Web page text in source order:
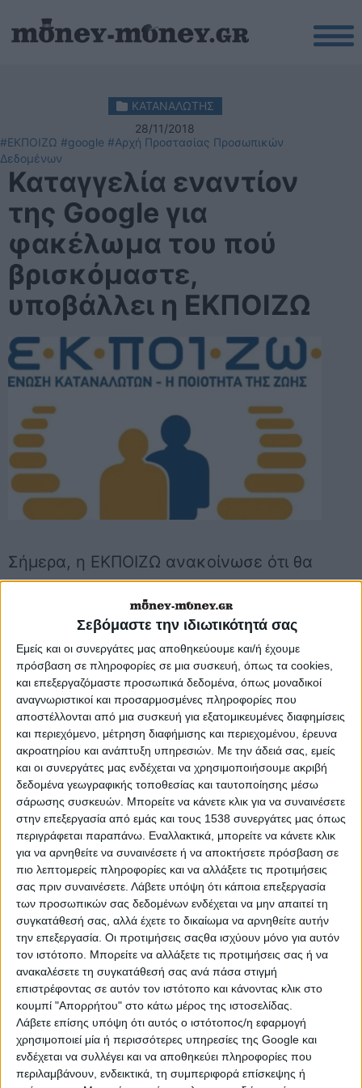
Σεβόμαστε την ιδιωτικότητά σας
Εμείς και οι συνεργάτες μας αποθηκεύουμε και/ή έχουμε
πρόσβαση σε πληροφορίες σε μια συσκευή, όπως τα cookies,
και επεξεργαζόμαστε προσωπικά δεδομένα, όπως μοναδικοί
αναγνωριστικοί και προσαρμοσμένες πληροφορίες που
αποστέλλονται από μια συσκευή για εξατομικευμένες διαφημίσεις
και περιεχόμενο, μέτρηση διαφήμισης και περιεχομένου, έρευνα
ακροατηρίου και ανάπτυξη υπηρεσιών. Με την άδειά σας, εμείς
και οι συνεργάτες μας ενδέχεται να χρησιμοποιήσουμε ακριβή
δεδομένα γεωγραφικής τοποθεσίας και ταυτοποίησης μέσω
σάρωσης συσκευών. Μπορείτε να κάνετε κλικ για να συναινέσετε
στην επεξεργασία από εμάς και τους 1538 συνεργάτες μας όπως
περιγράφεται παραπάνω. Εναλλακτικά, μπορείτε να κάνετε κλικ
για να αρνηθείτε να συναινέσετε ή να αποκτήσετε πρόσβαση σε
πιο λεπτομερείς πληροφορίες και να αλλάξετε τις προτιμήσεις
σας πριν συναινέσετε. Λάβετε υπόψη ότι κάποια επεξεργασία
των προσωπικών σας δεδομένων ενδέχεται να μην απαιτεί τη
συγκατάθεσή σας, αλλά έχετε το δικαίωμα να αρνηθείτε αυτήν
την επεξεργασία. Οι προτιμήσεις σαςθα ισχύουν μόνο για αυτόν
τον ιστότοπο. Μπορείτε να αλλάξετε τις προτιμήσεις σας ή να
ανακαλέσετε τη συγκατάθεσή σας ανά πάσα στιγμή
επιστρέφοντας σε αυτόν τον ιστότοπο και κάνοντας κλικ στο
κουμπί "Απορρήτου" στο κάτω μέρος της ιστοσελίδας.
Λάβετε επίσης υπόψη ότι αυτός ο ιστότοπος/η εφαρμογή
χρησιμοποιεί μία ή περισσότερες υπηρεσίες της Google και
ενδέχεται να συλλέγει και να αποθηκεύει πληροφορίες που
περιλαμβάνουν, ενδεικτικά, τη συμπεριφορά επίσκεψης ή
ΚΑΤΑΝΑΛΩΤΗΣ
28/11/2018
#ΕΚΠΟΙΖΩ #google #Αρχή Προστασίας Προσωπικών
Δεδομένων
Καταγγελία εναντίον
της Google για
φακέλωμα του πού
βρισκόμαστε,
υποβάλλει η ΕΚΠΟΙΖΩ
Σήμερα, η ΕΚΠΟΙΖΩ ανακοίνωσε ότι θα
υποβάλλει στην Αρχή Προστασίας
Δεδομένων Προσωπικού Χαρακτήρα
της χώρας μας καταγγελία εναντίον
της Google. Βασισμένη σε νέα έρευνα
της αδελφής Νορβηγικής οργάνωσης
καταναλωτών Forbrukerrådet, που
δημοσιεύθηκε σήμερα, η ΕΚΠΟΙΖΩ
καταγγέλει την Google για παραβίαση
των Γενικού Κανονισμού για τα
Προσωπικά Δεδομένα (GDPR)GDPR)),
αναφορικά με το πως η εταιρεία
παρακαλουθεί την τοποθεσία των
χρηστών της.
Επίσης, άλλες 6 οργανώσεις
καταναλωτών άλλων χωρών, όλες
μέλη της Ευρωπαϊκής Οργάνωσης
Καταναλωτών (GDPR)BEUC)),
ανακοίνωσαν ότι θα υποβάλλουν και
αυτές καταγγελία στην εθνική τους